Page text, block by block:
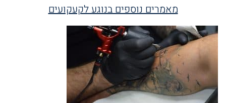
מאמרים נוספים בנוגע לקעקועים